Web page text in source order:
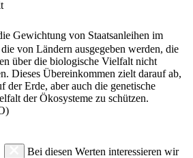
Gewichtung von Staatsanleihen im
von Ländern ausgegeben werden, die
über die biologische Vielfalt nicht
Dieses Übereinkommen zielt darauf ab,
der Erde, aber auch die genetische
der Ökosysteme zu schützen.
Bei diesen Werten interessieren wir